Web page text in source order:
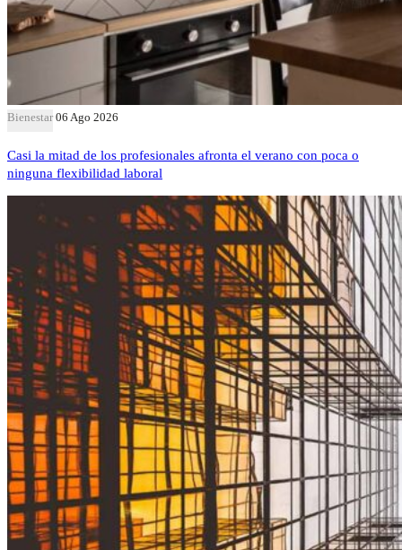
Bienestar 06 Ago 2026
Casi la mitad de los profesionales afronta el verano con poca o
ninguna flexibilidad laboral